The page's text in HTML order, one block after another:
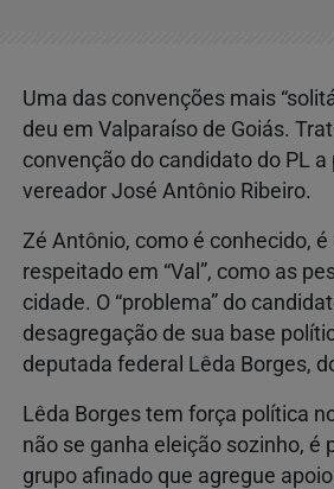
Uma das convenções mais
deu em Valparaíso de Goiás.
convenção do candidato do PL a
vereador José Antônio Ribeiro.
Zé Antônio, como é conhecido,
respeitado em “Val”, como as
cidade. O “problema” do
desagregação de sua base
deputada federal Lêda Borges,
Lêda Borges tem força política
não se ganha eleição sozinho, é
grupo afinado que agregue